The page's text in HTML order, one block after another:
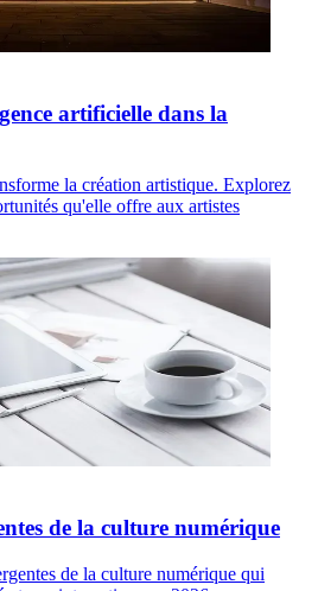
artificielle dans la
la création artistique. Explorez
qu'elle offre aux artistes
de la culture numérique
de la culture numérique qui